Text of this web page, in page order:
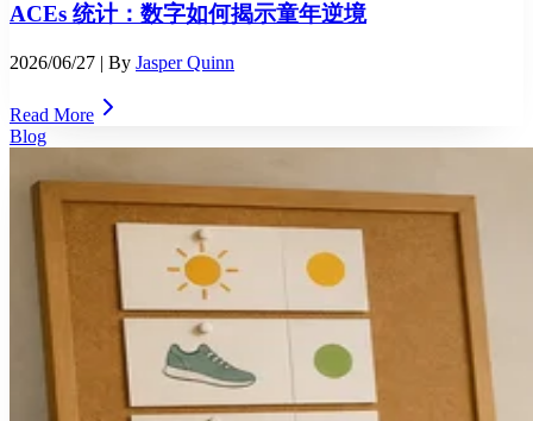
ACEs 统计：数字如何揭示童年逆境
2026/06/27 | By Jasper Quinn
Read More
Blog